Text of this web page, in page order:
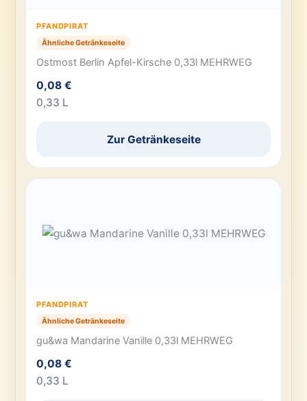
PFANDPIRAT
Ähnliche Getränkeseite
Ostmost Berlin Apfel-Kirsche 0,33l MEHRWEG
0,08 €
0,33 L
Zur Getränkeseite
PFANDPIRAT
Ähnliche Getränkeseite
gu&wa Mandarine Vanille 0,33l MEHRWEG
0,08 €
0,33 L